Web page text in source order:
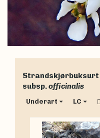
Strandskjørbuksurt
subsp.officinalis
Underart LC